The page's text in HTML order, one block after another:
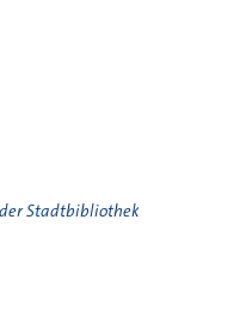
Stadtbibliothek